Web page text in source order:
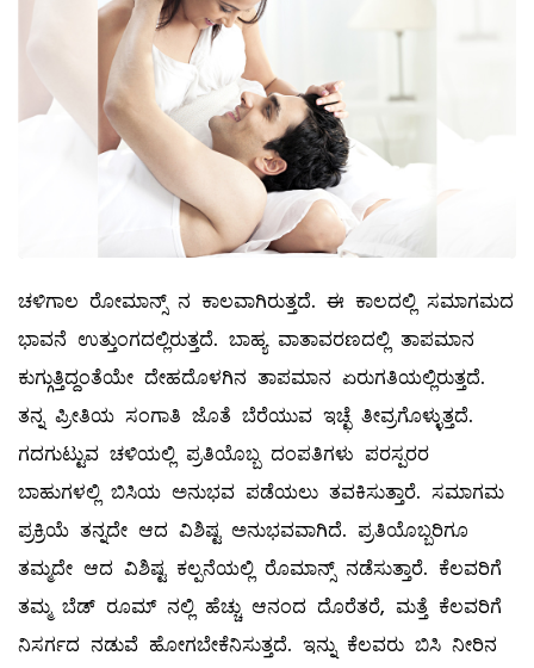
ಚಳಿಗಾಲ ರೋಮಾನ್ಸ್ ನ ಕಾಲವಾಗಿರುತ್ತದೆ. ಈ ಕಾಲದಲ್ಲಿ ಸಮಾಗಮದ
ಭಾವನೆ ಉತ್ತುಂಗದಲ್ಲಿರುತ್ತದೆ. ಬಾಹ್ಯ ವಾತಾವರಣದಲ್ಲಿ ತಾಪಮಾನ
ಕುಗ್ಗುತ್ತಿದ್ದಂತೆಯೇ ದೇಹದೊಳಗಿನ ತಾಪಮಾನ ಏರುಗತಿಯಲ್ಲಿರುತ್ತದೆ.
ತನ್ನ ಪ್ರೀತಿಯ ಸಂಗಾತಿ ಜೊತೆ ಬೆರೆಯುವ ಇಚ್ಛೆ ತೀವ್ರಗೊಳ್ಳುತ್ತದೆ.
ಗದಗುಟ್ಟುವ ಚಳಿಯಲ್ಲಿ ಪ್ರತಿಯೊಬ್ಬ ದಂಪತಿಗಳು ಪರಸ್ಪರರ
ಬಾಹುಗಳಲ್ಲಿ ಬಿಸಿಯ ಅನುಭವ ಪಡೆಯಲು ತವಕಿಸುತ್ತಾರೆ. ಸಮಾಗಮ
ಪ್ರಕ್ರಿಯೆ ತನ್ನದೇ ಆದ ವಿಶಿಷ್ಟ ಅನುಭವವಾಗಿದೆ. ಪ್ರತಿಯೊಬ್ಬರಿಗೂ
ತಮ್ಮದೇ ಆದ ವಿಶಿಷ್ಟ ಕಲ್ಪನೆಯಲ್ಲಿ ರೊಮಾನ್ಸ್ ನಡೆಸುತ್ತಾರೆ. ಕೆಲವರಿಗೆ
ತಮ್ಮ ಬೆಡ್‌ ರೂಮ್ ನಲ್ಲಿ ಹೆಚ್ಚು ಆನಂದ ದೊರೆತರೆ, ಮತ್ತೆ ಕೆಲವರಿಗೆ
ನಿಸರ್ಗದ ನಡುವೆ ಹೋಗಬೇಕೆನಿಸುತ್ತದೆ. ಇನ್ನು ಕೆಲವರು ಬಿಸಿ ನೀರಿನ